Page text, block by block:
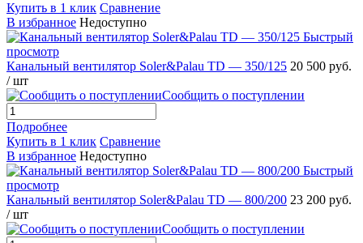
Купить в 1 клик Сравнение
В избранное Недоступно
Быстрый
просмотр
Канальный вентилятор Soler&Palau TD — 350/125 20 500 руб.
/ шт
Сообщить о поступлении
Подробнее
Купить в 1 клик Сравнение
В избранное Недоступно
Быстрый
просмотр
Канальный вентилятор Soler&Palau TD — 800/200 23 200 руб.
/ шт
Сообщить о поступлении